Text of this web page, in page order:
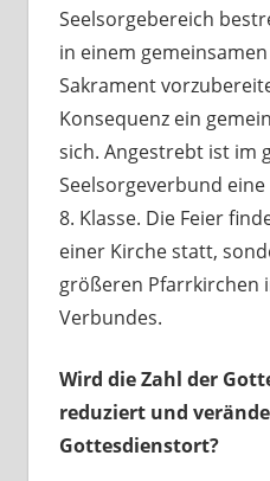
Seelsorgebereich
in einem
Sakrament
Konsequenz ein
sich. Angestrebt ist im
Seelsorgeverbund
8. Klasse. Die Feier
einer Kirche statt,
größeren Pfarrkirchen
Verbundes.
Wird die Zahl der
reduziert und
Gottesdienstort?